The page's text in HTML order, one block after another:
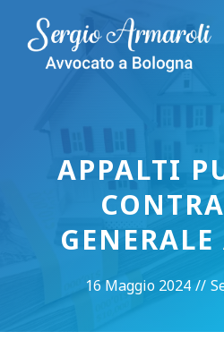
contenuto
APPALTI
16 Maggio 2024 //